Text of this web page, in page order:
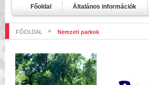
Főoldal Általános információk
FŐOLDAL » Nemzeti parkok